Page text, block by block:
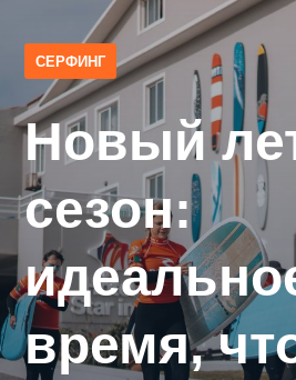
СЕРФИНГ
Новый
сезон:
время,